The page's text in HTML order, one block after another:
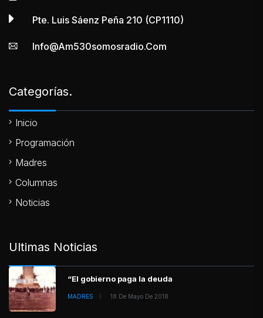
Pte. Luis Sáenz Peña 210 (CP1110)
Info@am530somosradio.com
Categorías.
Inicio
Programación
Madres
Columnas
Noticias
Ultimas Noticias
“El gobierno paga la deuda
MADRES 18 De Mayo De 2018